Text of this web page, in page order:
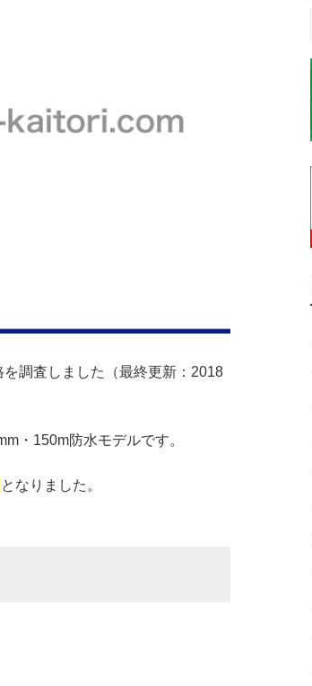
調査しました（最終更新：2018
・150m防水モデルです。
となりました。